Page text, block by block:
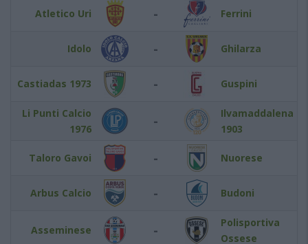
Atletico Uri - Ferrini
Idolo - Ghilarza
Castiadas 1973 - Guspini
Li Punti Calcio
1976
-
Ilvamaddalena
1903
Taloro Gavoi - Nuorese
Arbus Calcio - Budoni
Asseminese -
Polisportiva
Ossese